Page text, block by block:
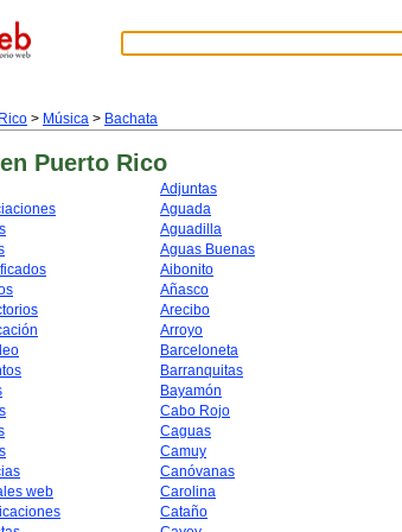
> Música > Bachata
en Puerto Rico
web
Adjuntas
Aguada
Aguadilla
Aguas Buenas
Aibonito
Añasco
Arecibo
Arroyo
Barceloneta
Barranquitas
Bayamón
Cabo Rojo
Caguas
Camuy
Canóvanas
Carolina
Cataño